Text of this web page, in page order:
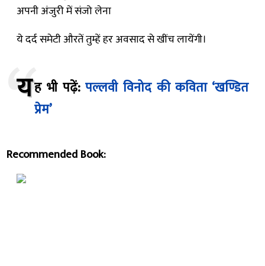
अपनी अंजुरी में संजो लेना
ये दर्द समेटी औरतें तुम्हें हर अवसाद से खींच लायेंगी।
यह भी पढ़ें:पल्लवी विनोद की कविता ‘खण्डित
प्रेम’
Recommended Book: